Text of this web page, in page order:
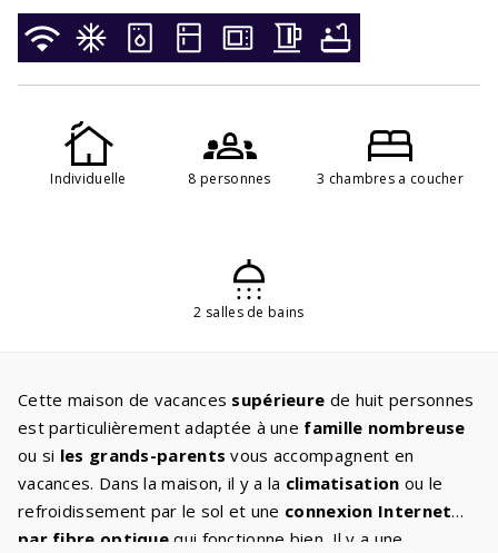
Individuelle 8 personnes 3 chambres a coucher
2 salles de bains
Cette maison de vacances supérieure de huit personnes
est particulièrement adaptée à une famille nombreuse
ou si les grands-parents vous accompagnent en
vacances. Dans la maison, il y a la climatisation ou le
refroidissement par le sol et une connexion Internet
par fibre optique qui fonctionne bien. Il y a une